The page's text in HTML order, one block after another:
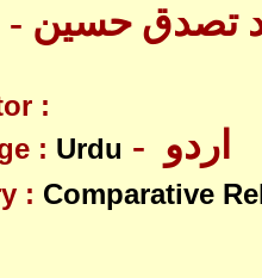
- پروفیسر سیّد تصدق حسین
:
: Urdu
: Comparative